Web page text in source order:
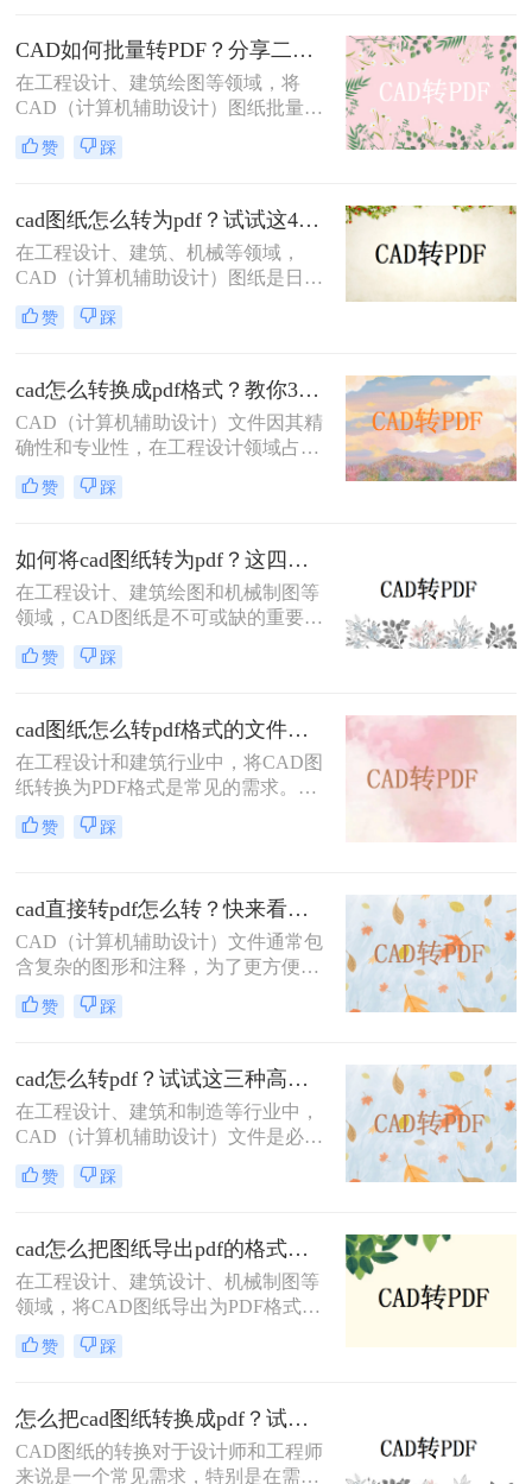
为您详细分析原因并提供cad转pdf图
太小怎么回事解决方法。
CAD如何批量转PDF？分享二种高效的转换方法！
在工程设计、建筑绘图等领域，将
CAD（计算机辅助设计）图纸批量转
换为PDF（可移植文档格式）是一个
常见且重要的任务。PDF格式不仅具
保护设计文件的完整性和版权。那么
CAD如何批量转PDF呢？本文将介绍
两种将CAD图纸批量转换为PDF的高
效方法。
赞 踩
cad图纸怎么转为pdf？试试这4种实用转换方法！
在工程设计、建筑、机械等领域，
CAD（计算机辅助设计）图纸是日常
工作中不可或缺的重要文件。然而，
为了更方便地分享、存档和打印这些
档格式）格式是一个明智的选择。那
么cad图纸怎么转为pdf呢？本文将详
细介绍三种将CAD图纸转换为PDF的
实用方法。
赞 踩
cad怎么转换成pdf格式？教你3个简单的转换方法！
CAD（计算机辅助设计）文件因其精
确性和专业性，在工程设计领域占据
重要地位。然而，为了便于共享、打
印和查看，有时需要将CAD文件转换
格式呢？本文将介绍三种将CAD文件
转换为PDF格式的高效方法。
赞 踩
如何将cad图纸转为pdf？这四个方法很不错！
在工程设计、建筑绘图和机械制图等
领域，CAD图纸是不可或缺的重要工
具。然而，有时我们需要将CAD图纸
转换为PDF格式，以便更好地进行分
台性、兼容性好以及不易被篡改的特
点，因此备受青睐。那么如何将cad图
纸转为pdf呢？本文将介绍四种将
CAD图纸转换为PDF的方法，帮助读
者轻松应对这一需求。
赞 踩
cad图纸怎么转pdf格式的文件？来试试这3种方法！
在工程设计和建筑行业中，将CAD图
纸转换为PDF格式是常见的需求。无
论是为了方便共享、打印还是保持图
纸的原始格式，掌握高效的CAD转
细介绍三种将CAD图纸转换为PDF的
方法，帮助您轻松应对各种需求。
赞 踩
cad直接转pdf怎么转？快来看这三个方法！
CAD（计算机辅助设计）文件通常包
含复杂的图形和注释，为了更方便地
共享和查看，将其转换为PDF格式是
一个很好的选择。那么cad直接转pdf
件直接转换为PDF的高效方法。
赞 踩
cad怎么转pdf？试试这三种高效转换方法！
在工程设计、建筑和制造等行业中，
CAD（计算机辅助设计）文件是必不
可少的工具。然而，为了方便非专业
人员查看或打印，通常需要将这些复
式。那么cad怎么转pdf呢？本文将介
绍三种常用的CAD转PDF的方法。
赞 踩
cad怎么把图纸导出pdf的格式？教你4招轻松转换！
在工程设计、建筑设计、机械制图等
领域，将CAD图纸导出为PDF格式是
一项常见且重要的任务。PDF格式具
有跨平台、不易被修改和高度保真的
档和打印。那么cad怎么把图纸导出
pdf的格式呢？本文将详细介绍几种将
CAD图纸导出为PDF格式的方法，帮
赞 踩
怎么把cad图纸转换成pdf？试试这三种简单方法！
CAD图纸的转换对于设计师和工程师
来说是一个常见需求，特别是在需要